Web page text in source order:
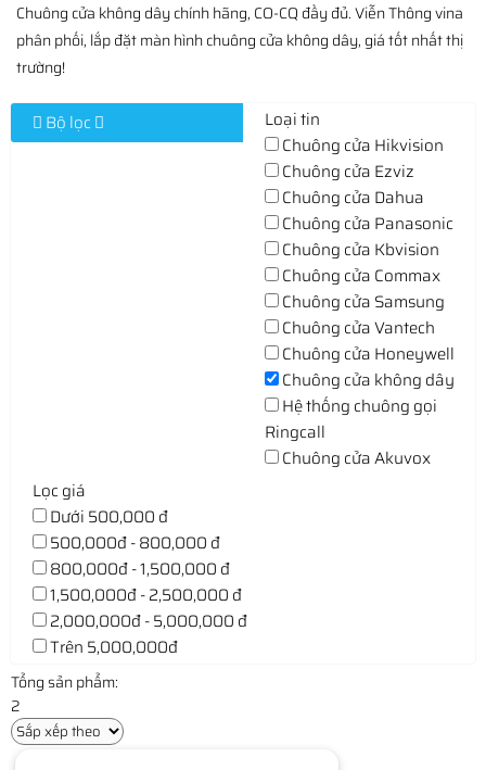
Chuông cửa không dây chính hãng, CO-CQ đầy đủ. Viễn Thông vina
phân phối, lắp đặt màn hình chuông cửa không dây, giá tốt nhất thị
trường!
Bộ lọc
Loại tin
Chuông cửa Hikvision
Chuông cửa Ezviz
Chuông cửa Dahua
Chuông cửa Panasonic
Chuông cửa Kbvision
Chuông cửa Commax
Chuông cửa Samsung
Chuông cửa Vantech
Chuông cửa Honeywell
Chuông cửa không dây
Hệ thống chuông gọi
Ringcall
Chuông cửa Akuvox
Lọc giá
Dưới 500,000 đ
500,000đ - 800,000 đ
800,000đ - 1,500,000 đ
1,500,000đ - 2,500,000 đ
2,000,000đ - 5,000,000 đ
Trên 5,000,000đ
Tổng sản phẩm:
2